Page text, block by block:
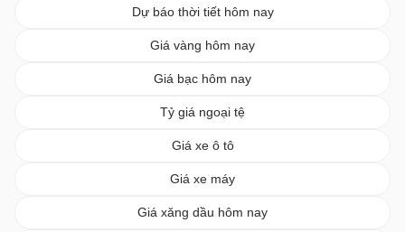
Dự báo thời tiết hôm nay
Giá vàng hôm nay
Giá bạc hôm nay
Tỷ giá ngoại tệ
Giá xe ô tô
Giá xe máy
Giá xăng dầu hôm nay